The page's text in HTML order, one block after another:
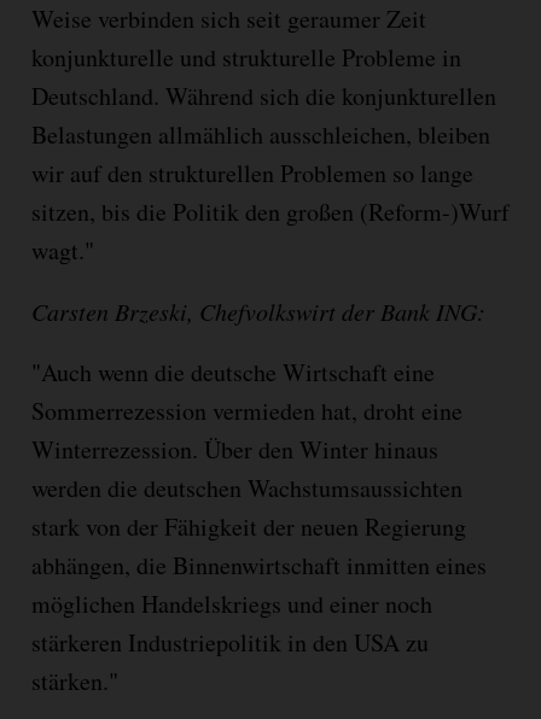
Weise verbinden sich seit geraumer Zeit
konjunkturelle und strukturelle Probleme in
Deutschland. Während sich die konjunkturellen
Belastungen allmählich ausschleichen, bleiben
wir auf den strukturellen Problemen so lange
sitzen, bis die Politik den großen (Reform-)Wurf
wagt."
Carsten Brzeski, Chefvolkswirt der Bank ING:
"Auch wenn die deutsche Wirtschaft eine
Sommerrezession vermieden hat, droht eine
Winterrezession. Über den Winter hinaus
werden die deutschen Wachstumsaussichten
stark von der Fähigkeit der neuen Regierung
abhängen, die Binnenwirtschaft inmitten eines
möglichen Handelskriegs und einer noch
stärkeren Industriepolitik in den USA zu
stärken."